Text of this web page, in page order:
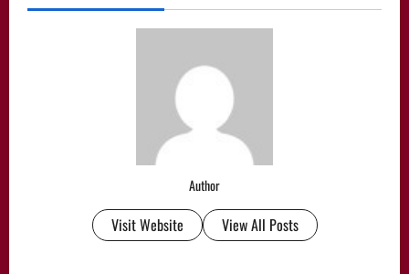
Author
Visit Website View All Posts